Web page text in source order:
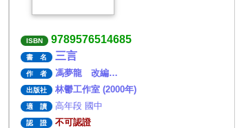
ISBN 9789576514685
書 名 三言
作 者 馮夢龍 改編…
出版社 林鬱工作室 (2000年)
適 讀 高年段 國中
認 證 不可認證